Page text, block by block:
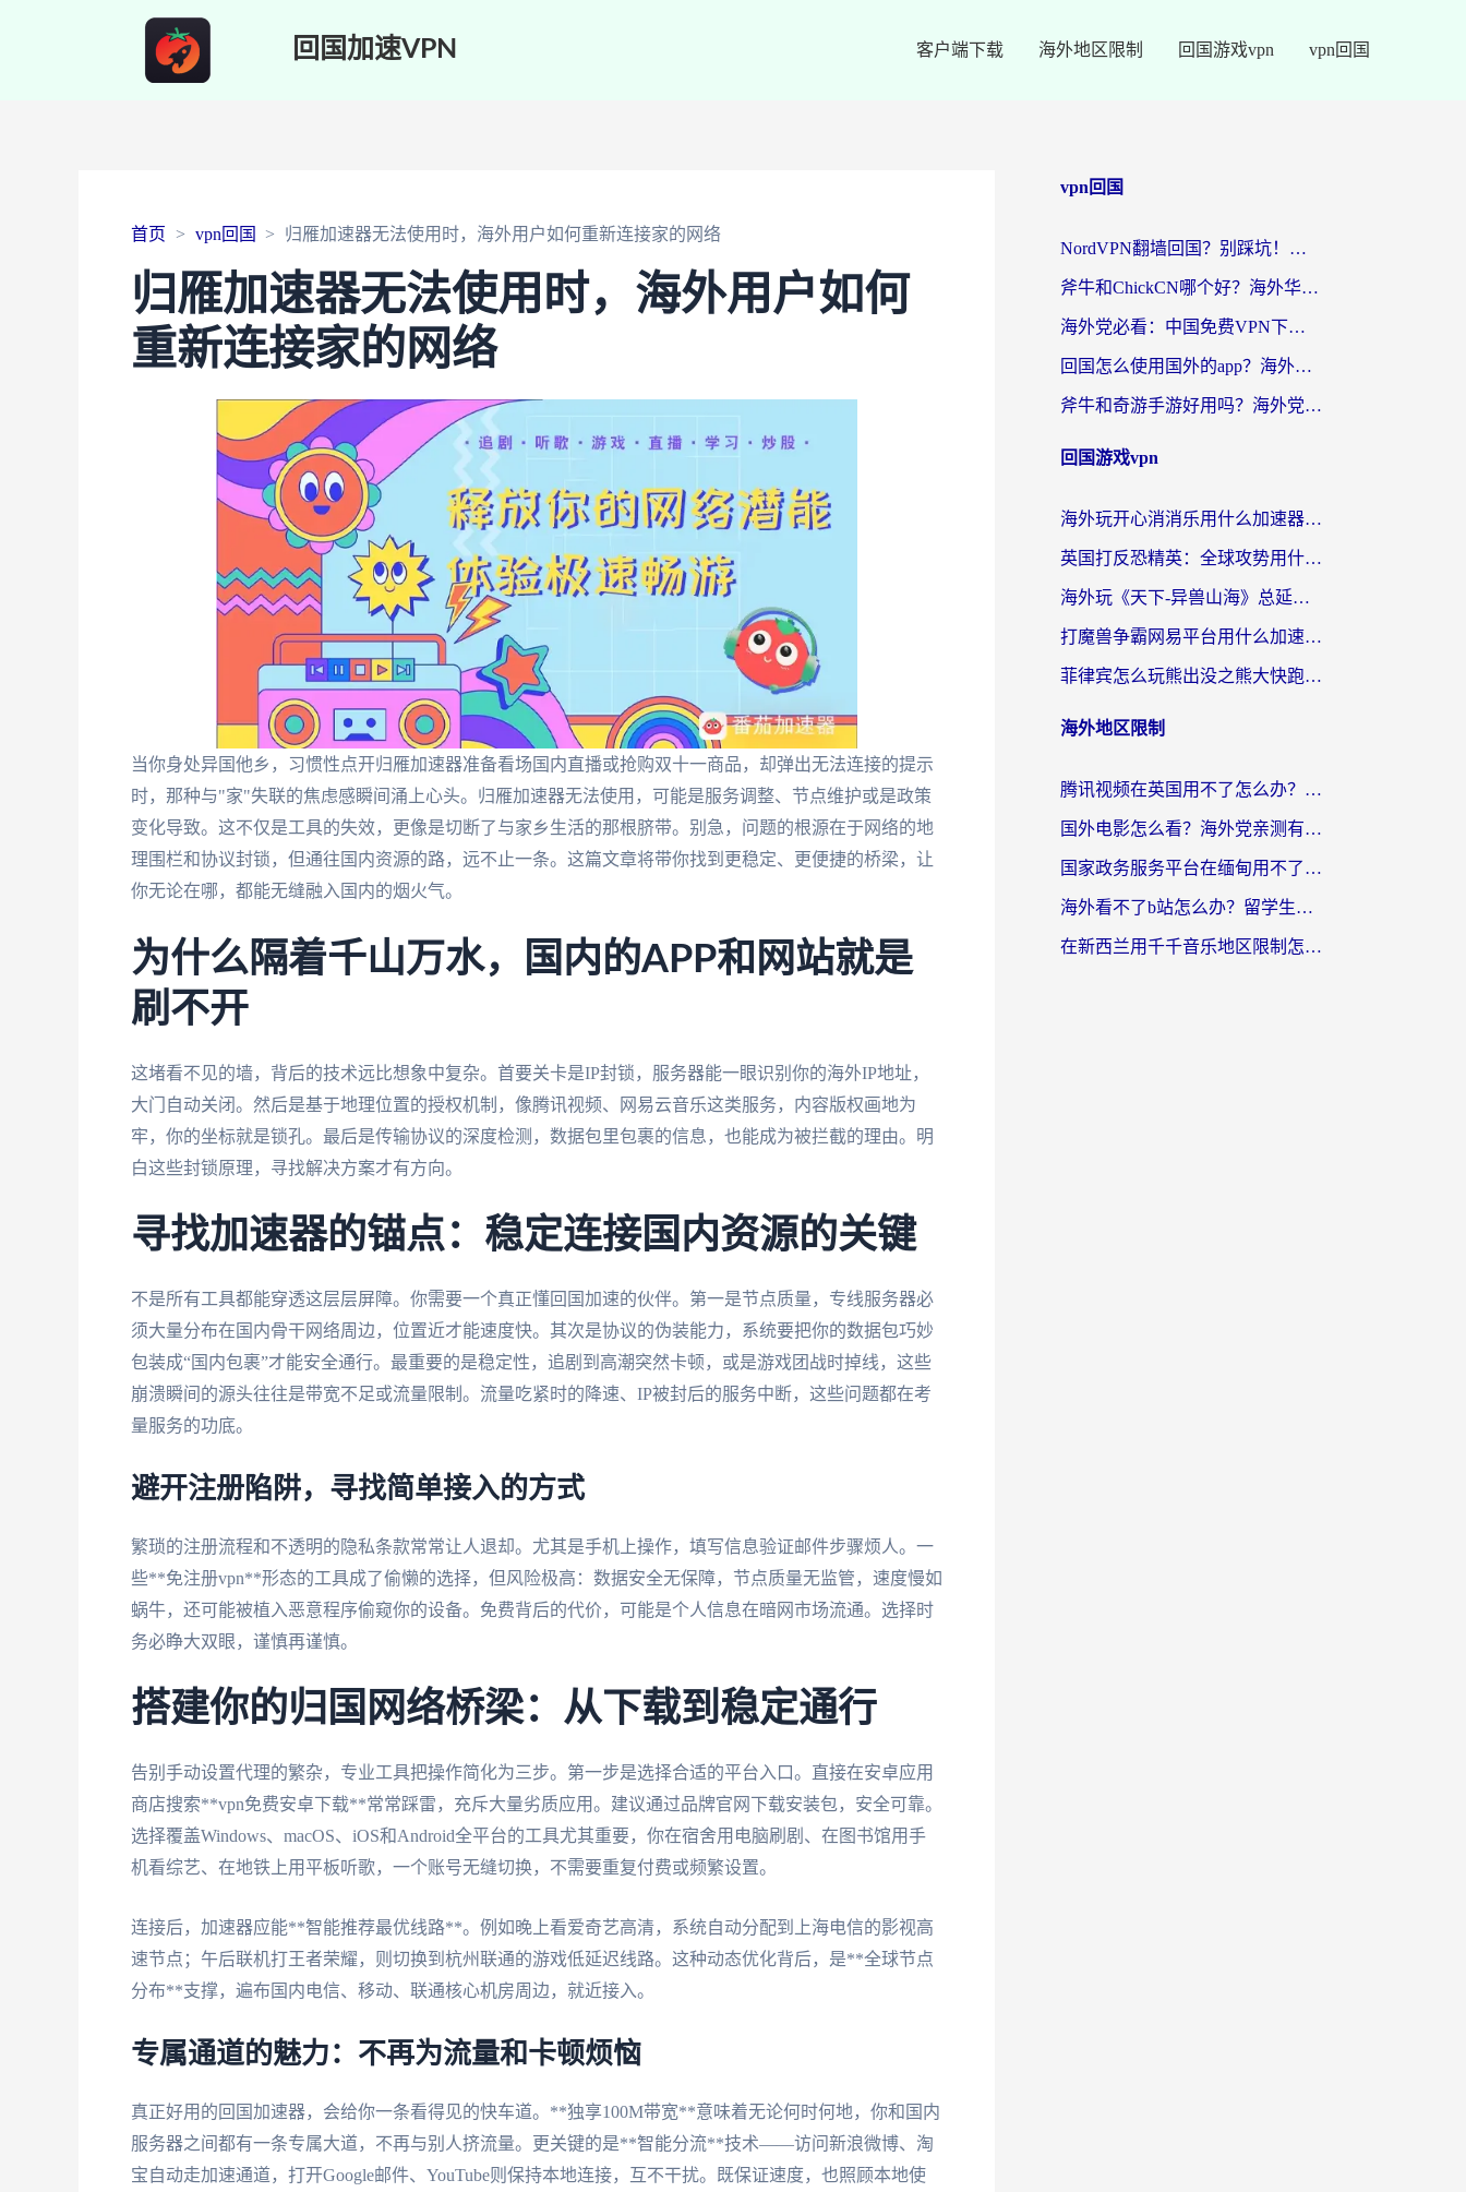
回国加速VPN 客户端下载 海外地区限制 回国游戏vpn vpn回国
首页 vpn回国 归雁加速器无法使用时，海外用户如何重新连接家的网络
归雁加速器无法使用时，海外用户如何
重新连接家的网络
当你身处异国他乡，习惯性点开归雁加速器准备看场国内直播或抢购双十一商品，却弹出无法连接的提示
时，那种与"家"失联的焦虑感瞬间涌上心头。归雁加速器无法使用，可能是服务调整、节点维护或是政策
变化导致。这不仅是工具的失效，更像是切断了与家乡生活的那根脐带。别急，问题的根源在于网络的地
理围栏和协议封锁，但通往国内资源的路，远不止一条。这篇文章将带你找到更稳定、更便捷的桥梁，让
你无论在哪，都能无缝融入国内的烟火气。
为什么隔着千山万水，国内的APP和网站就是
刷不开
这堵看不见的墙，背后的技术远比想象中复杂。首要关卡是IP封锁，服务器能一眼识别你的海外IP地址，
大门自动关闭。然后是基于地理位置的授权机制，像腾讯视频、网易云音乐这类服务，内容版权画地为
牢，你的坐标就是锁孔。最后是传输协议的深度检测，数据包里包裹的信息，也能成为被拦截的理由。明
白这些封锁原理，寻找解决方案才有方向。
寻找加速器的锚点：稳定连接国内资源的关键
不是所有工具都能穿透这层层屏障。你需要一个真正懂回国加速的伙伴。第一是节点质量，专线服务器必
须大量分布在国内骨干网络周边，位置近才能速度快。其次是协议的伪装能力，系统要把你的数据包巧妙
包装成“国内包裹”才能安全通行。最重要的是稳定性，追剧到高潮突然卡顿，或是游戏团战时掉线，这些
崩溃瞬间的源头往往是带宽不足或流量限制。流量吃紧时的降速、IP被封后的服务中断，这些问题都在考
量服务的功底。
避开注册陷阱，寻找简单接入的方式
繁琐的注册流程和不透明的隐私条款常常让人退却。尤其是手机上操作，填写信息验证邮件步骤烦人。一
些**免注册vpn**形态的工具成了偷懒的选择，但风险极高：数据安全无保障，节点质量无监管，速度慢如
蜗牛，还可能被植入恶意程序偷窥你的设备。免费背后的代价，可能是个人信息在暗网市场流通。选择时
务必睁大双眼，谨慎再谨慎。
搭建你的归国网络桥梁：从下载到稳定通行
告别手动设置代理的繁杂，专业工具把操作简化为三步。第一步是选择合适的平台入口。直接在安卓应用
商店搜索**vpn免费安卓下载**常常踩雷，充斥大量劣质应用。建议通过品牌官网下载安装包，安全可靠。
选择覆盖Windows、macOS、iOS和Android全平台的工具尤其重要，你在宿舍用电脑刷剧、在图书馆用手
机看综艺、在地铁上用平板听歌，一个账号无缝切换，不需要重复付费或频繁设置。
连接后，加速器应能**智能推荐最优线路**。例如晚上看爱奇艺高清，系统自动分配到上海电信的影视高
速节点；午后联机打王者荣耀，则切换到杭州联通的游戏低延迟线路。这种动态优化背后，是**全球节点
分布**支撑，遍布国内电信、移动、联通核心机房周边，就近接入。
专属通道的魅力：不再为流量和卡顿烦恼
真正好用的回国加速器，会给你一条看得见的快车道。**独享100M带宽**意味着无论何时何地，你和国内
服务器之间都有一条专属大道，不再与别人挤流量。更关键的是**智能分流**技术——访问新浪微博、淘
宝自动走加速通道，打开Google邮件、YouTube则保持本地连接，互不干扰。既保证速度，也照顾本地使
vpn回国
NordVPN翻墙回国？别踩坑！海外党无缝访问国内资源的真实指南
斧牛和ChickCN哪个好？海外华人亲测3款回国加速器+免费试用攻略
海外党必看：中国免费VPN下载避坑指南 + 无缝访问国内资源的终极方案
回国怎么使用国外的app？海外党必看的无缝访问国内资源全攻略
斧牛和奇游手游好用吗？海外党亲测3款回国加速器，选对才能无缝刷国内资源
回国游戏vpn
海外玩开心消消乐用什么加速器最好？2026真实体验指南，告别延迟卡顿
英国打反恐精英：全球攻势用什么加速器？2026年实测有效的国服游戏加速指南
海外玩《天下-异兽山海》总延迟？这篇延迟加速器指南帮你告别卡顿（附日本玩Sky光·遇最高警戒解决方案）
打魔兽争霸网易平台用什么加速器？海外党亲测有效的国服游戏加速指南
菲律宾怎么玩熊出没之熊大快跑？海外党国服游戏加速终极攻略（附3款热门游戏实测）
海外地区限制
腾讯视频在英国用不了怎么办？留学生亲测有效的回国加速器指南
国外电影怎么看？海外党亲测有效的回国加速器选择指南
国家政务服务平台在缅甸用不了怎么办？海外华人必看的回国加速全攻略
海外看不了b站怎么办？留学生亲测有效的回国加速器选择攻略，解决豆瓣音乐、美团外卖难题
在新西兰用千千音乐地区限制怎么办？海外华人必备的回国加速解决方案